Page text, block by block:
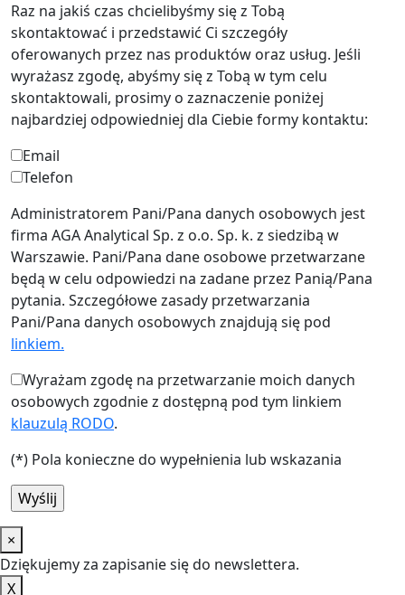
Raz na jakiś czas chcielibyśmy się z Tobą
skontaktować i przedstawić Ci szczegóły
oferowanych przez nas produktów oraz usług. Jeśli
wyrażasz zgodę, abyśmy się z Tobą w tym celu
skontaktowali, prosimy o zaznaczenie poniżej
najbardziej odpowiedniej dla Ciebie formy kontaktu:
Email
Telefon
Administratorem Pani/Pana danych osobowych jest
firma AGA Analytical Sp. z o.o. Sp. k. z siedzibą w
Warszawie. Pani/Pana dane osobowe przetwarzane
będą w celu odpowiedzi na zadane przez Panią/Pana
pytania. Szczegółowe zasady przetwarzania
Pani/Pana danych osobowych znajdują się pod
linkiem.
Wyrażam zgodę na przetwarzanie moich danych
osobowych zgodnie z dostępną pod tym linkiem
klauzulą RODO.
(*) Pola konieczne do wypełnienia lub wskazania
×
Dziękujemy za zapisanie się do newslettera.
X